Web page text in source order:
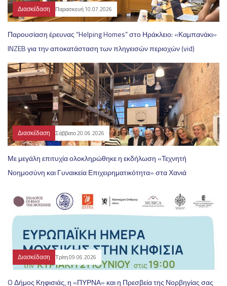
Διασκέδαση Παρασκευή 10.07.2026
Παρουσίαση έρευνας “Helping Homes” στο Ηράκλειο: «Καμπανάκι»
INZEB για την αποκατάσταση των πληγεισών περιοχών (vid)
Διασκέδαση Σάββατο 20.06.2026
Με μεγάλη επιτυχία ολοκληρώθηκε η εκδήλωση «Τεχνητή
Νοημοσύνη και Γυναικεία Επιχειρηματικότητα» στα Χανιά
Διασκέδαση Τρίτη 09.06.2026
O Δήμος Κηφισιάς, η «ΠΥΡΝΑ» και η Πρεσβεία της Νορβηγίας σας